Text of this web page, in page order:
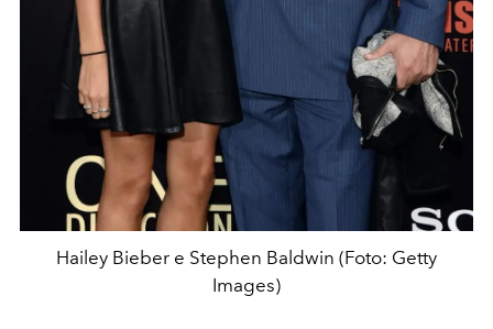
Hailey Bieber e Stephen Baldwin (Foto: Getty
Images)